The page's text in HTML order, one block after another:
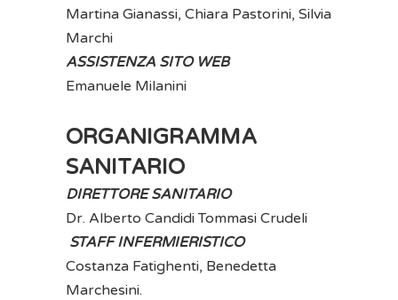
Martina Gianassi, Chiara Pastorini, Silvia
Marchi
ASSISTENZA SITO WEB
Emanuele Milanini
ORGANIGRAMMA
SANITARIO
DIRETTORE SANITARIO
Dr. Alberto Candidi Tommasi Crudeli
STAFF INFERMIERISTICO
Costanza Fatighenti, Benedetta
Marchesini.